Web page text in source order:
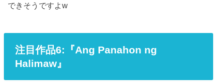
できそうですよw
注目作品6:『Ang Panahon ng
Halimaw』